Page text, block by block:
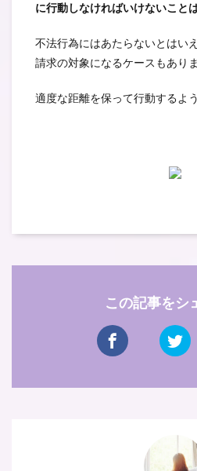
に行動しなければいけないこと
不法行為にはあたらないとはい
請求の対象になるケースもありま
適度な距離を保って行動するよ
この記事をシ